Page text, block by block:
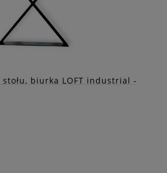
DO KOSZYKA
ZOBACZ WIĘCEJ
biurka LOFT industrial -